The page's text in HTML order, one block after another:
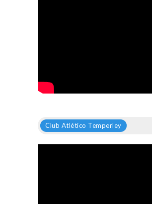
Club Atlético Temperley